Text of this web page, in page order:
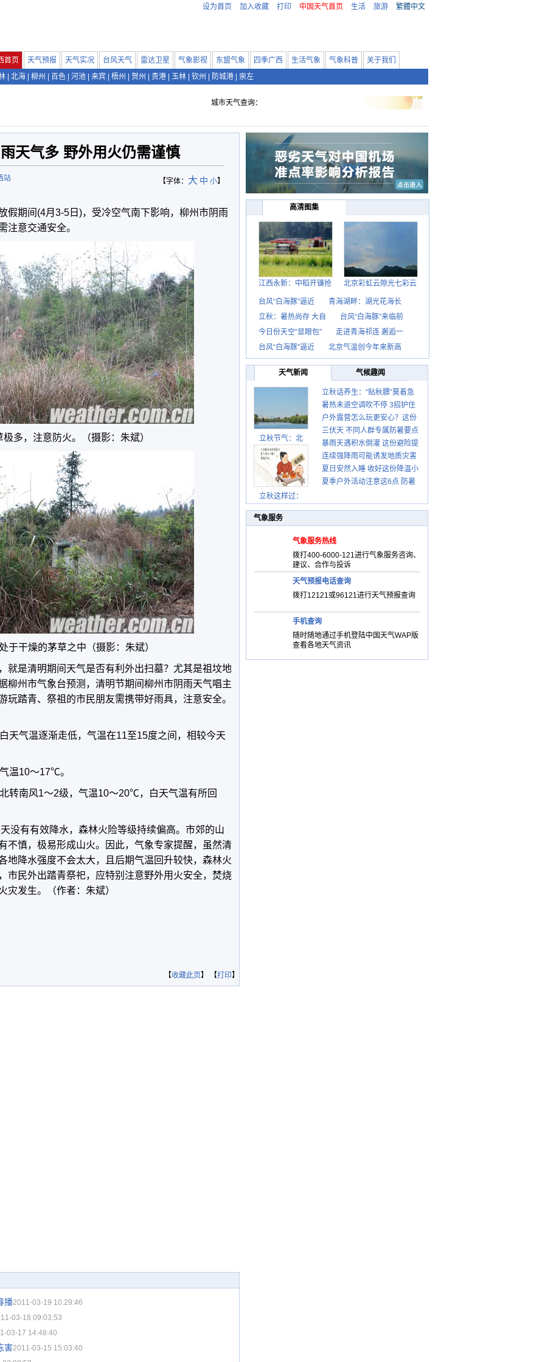
设为首页 加入收藏 打印 中国天气首页 生活 旅游 繁體中文
首页 天气预报 天气实况 台风天气 雷达卫星 气象影视 东盟气象 四季广西 生活气象 气象科普
关于我们
北海 柳州 百色 河池 来宾 梧州 贺州 贵港 玉林 钦州 防城港 崇左
城市天气查询：
天气多 野外用火仍需谨慎
【字体： 大 中 小】
站
假期间(4月3-5日)，受冷空气南下影响，柳州市阴雨
注意交通安全。
极多，注意防火。（摄影：朱斌）
于干燥的茅草之中（摄影：朱斌）
就是清明期间天气是否有利外出扫墓？尤其是祖坟地
柳州市气象台预测，清明节期间柳州市阴雨天气唱主
玩踏青、祭祖的市民朋友需携带好雨具，注意安全。
天气温逐渐走低，气温在11至15度之间，相较今天
温10～17℃。
转南风1～2级，气温10～20℃，白天气温有所回
没有有效降水，森林火险等级持续偏高。市郊的山
不慎，极易形成山火。因此，气象专家提醒，虽然清
地降水强度不会太大，且后期气温回升较快，森林火
市民外出踏青祭祀，应特别注意野外用火安全，焚烧
灾发生。（作者：朱斌）
【收藏此页】 【打印】
播2011-03-19 10:29:46
03-18 09:03:53
03-17 14:48:40
害2011-03-15 15:03:40
高清图集
江西永新：中稻开镰抢 北京彩虹云隙光七彩云
台风“白海豚”逼近
青海湖畔：湖光花海长
立秋：暑热尚存 大自
台风“白海豚”来临前
今日份天空“显眼包”
走进青海祁连 邂逅一
台风“白海豚”逼近
北京气温创今年来新高
天气新闻 气候趣闻
立秋节气：北
立秋这样过：
立秋话养生：“贴秋膘”莫着急
先清暑再防燥
暑热未退空调吹不停 3招护住
肩颈不酸痛
户外露营怎么玩更安心？这份
攻略请收好
三伏天 不同人群专属防暑要点
请收好
暴雨天遇积水倒灌 这份避险提
示请收好
连续强降雨可能诱发地质灾害
这些前兆要知道
夏日安然入睡 收好这份降温小
贴士
夏季户外活动注意这6点 防暑
气象服务
气象服务热线
拨打400-6000-121进行气象服务咨询、
建议、合作与投诉
天气预报电话查询
拨打12121或96121进行天气预报查询
手机查询
随时随地通过手机登陆中国天气WAP版
查看各地天气资讯